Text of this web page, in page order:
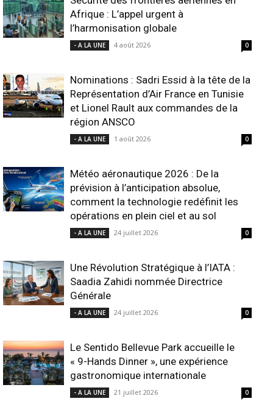
Afrique : L’appel urgent à
l’harmonisation globale
- A LA UNE 4 août 2026 0
Nominations : Sadri Essid à la tête de la
Représentation d’Air France en Tunisie
et Lionel Rault aux commandes de la
région ANSCO
- A LA UNE 1 août 2026 0
Météo aéronautique 2026 : De la
prévision à l’anticipation absolue,
comment la technologie redéfinit les
opérations en plein ciel et au sol
- A LA UNE 24 juillet 2026 0
Une Révolution Stratégique à l’IATA :
Saadia Zahidi nommée Directrice
Générale
- A LA UNE 24 juillet 2026 0
Le Sentido Bellevue Park accueille le
« 9-Hands Dinner », une expérience
gastronomique internationale
- A LA UNE 21 juillet 2026 0